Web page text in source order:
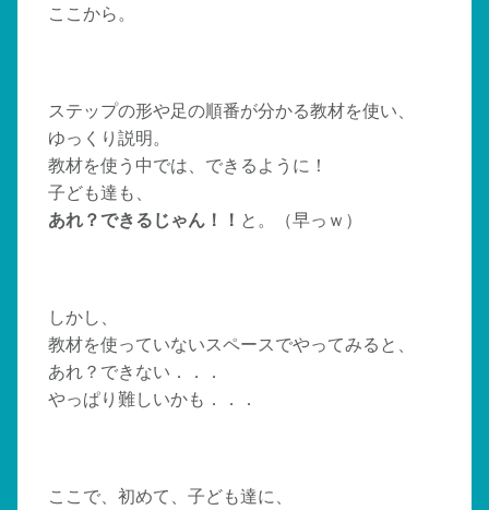
ここから。
ステップの形や足の順番が分かる教材を使い、
ゆっくり説明。
教材を使う中では、できるように！
子ども達も、
あれ？できるじゃん！！ と。（早っｗ）
しかし、
教材を使っていないスペースでやってみると、
あれ？できない．．．
やっぱり難しいかも．．．
ここで、初めて、子ども達に、